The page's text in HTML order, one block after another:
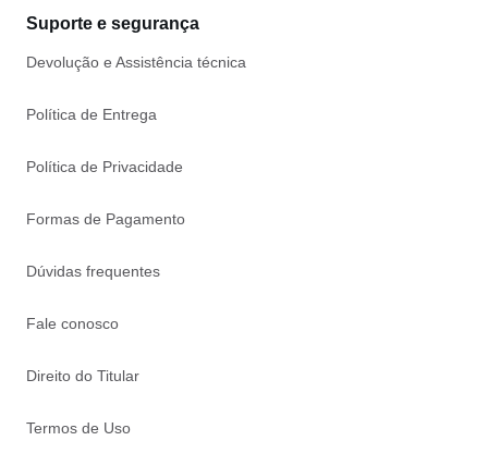
Suporte e segurança
Devolução e Assistência técnica
Política de Entrega
Política de Privacidade
Formas de Pagamento
Dúvidas frequentes
Fale conosco
Direito do Titular
Termos de Uso